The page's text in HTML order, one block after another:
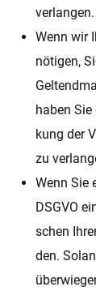
ver­lan­gen.
Wenn wir
nö­ti­gen,
haben
kung der
zu
Wenn Sie
DSGVO
schen
den.